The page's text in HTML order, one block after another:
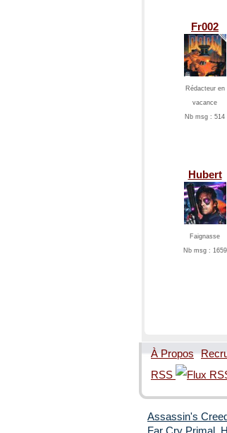
Fr002
Rédacteur en
vacance
Nb msg : 514
Hubert
Faignasse
Nb msg : 1659
À Propos
RSS
Assassin's
Far Cry Primal